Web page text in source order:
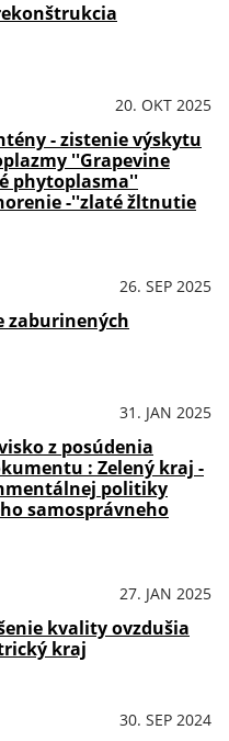
20. OKT 2025
- zistenie výskytu
''Grapevine
phytoplasma''
-''zlaté žltnutie
26. SEP 2025
zaburinených
31. JAN 2025
z posúdenia
: Zelený kraj -
politiky
samosprávneho
27. JAN 2025
kvality ovzdušia
kraj
30. SEP 2024